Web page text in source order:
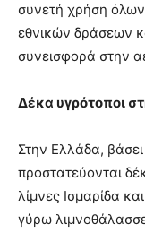
συνετή χρήση
εθνικών δράσεων
συνεισφορά στην
Δέκα υγρότοποι
Στην Ελλάδα,
προστατεύονται
λίμνες Ισμαρίδα
γύρω